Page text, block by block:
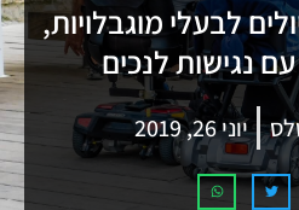
לבעלי מוגבלויות,
נגישות לנכים
יוני 26, 2019